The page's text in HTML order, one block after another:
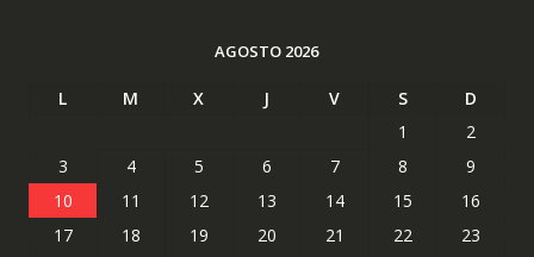
AGOSTO 2026
L M X J V S
D
1
2
3
4 5 6 7 8
9
10
11 12 13 14 15
16
17
18 19 20 21 22
23